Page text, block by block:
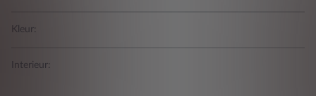
Kleur:
Interieur: